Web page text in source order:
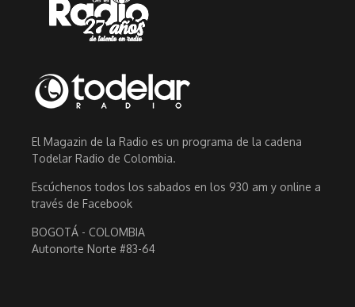
El Magazin de la Radio es un programa de la cadena
Todelar Radio de Colombia.
Escúchenos todos los sabados en los 930 am y online a
través de Facebook
BOGOTÁ - COLOMBIA
Autonorte Norte #83-64